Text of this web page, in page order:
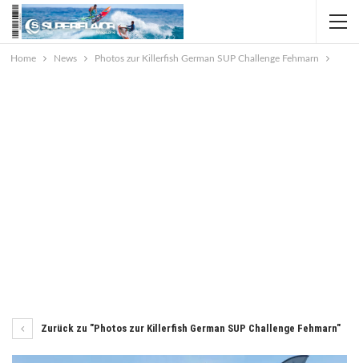
Home News Photos zur Killerfish German SUP Challenge Fehmarn
Zurück zu "Photos zur Killerfish German SUP Challenge Fehmarn"